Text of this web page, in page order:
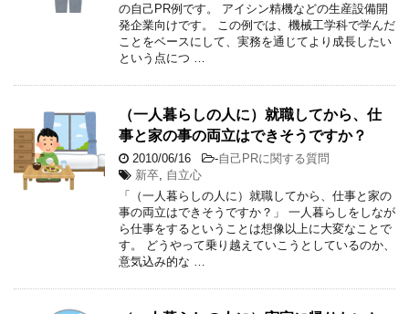
の自己PR例です。 アイシン精機などの生産設備開
発企業向けです。 この例では、機械工学科で学んだ
ことをベースにして、実務を通じてより成長したい
という点につ …
（一人暮らしの人に）就職してから、仕
事と家の事の両立はできそうですか？
2010/06/16 -自己PRに関する質問
新卒 自立心
「（一人暮らしの人に）就職してから、仕事と家の
事の両立はできそうですか？」 一人暮らしをしなが
ら仕事をするということは想像以上に大変なことで
す。 どうやって乗り越えていこうとしているのか、
意気込み的な …